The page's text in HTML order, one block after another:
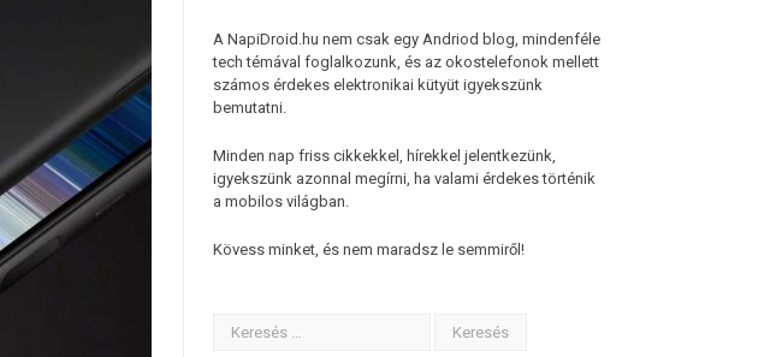
A NapiDroid.hu nem csak egy Andriod blog, mindenféle
tech témával foglalkozunk, és az okostelefonok mellett
számos érdekes elektronikai kütyüt igyekszünk
bemutatni.
Minden nap friss cikkekkel, hírekkel jelentkezünk,
igyekszünk azonnal megírni, ha valami érdekes történik
a mobilos világban.
Kövess minket, és nem maradsz le semmiről!